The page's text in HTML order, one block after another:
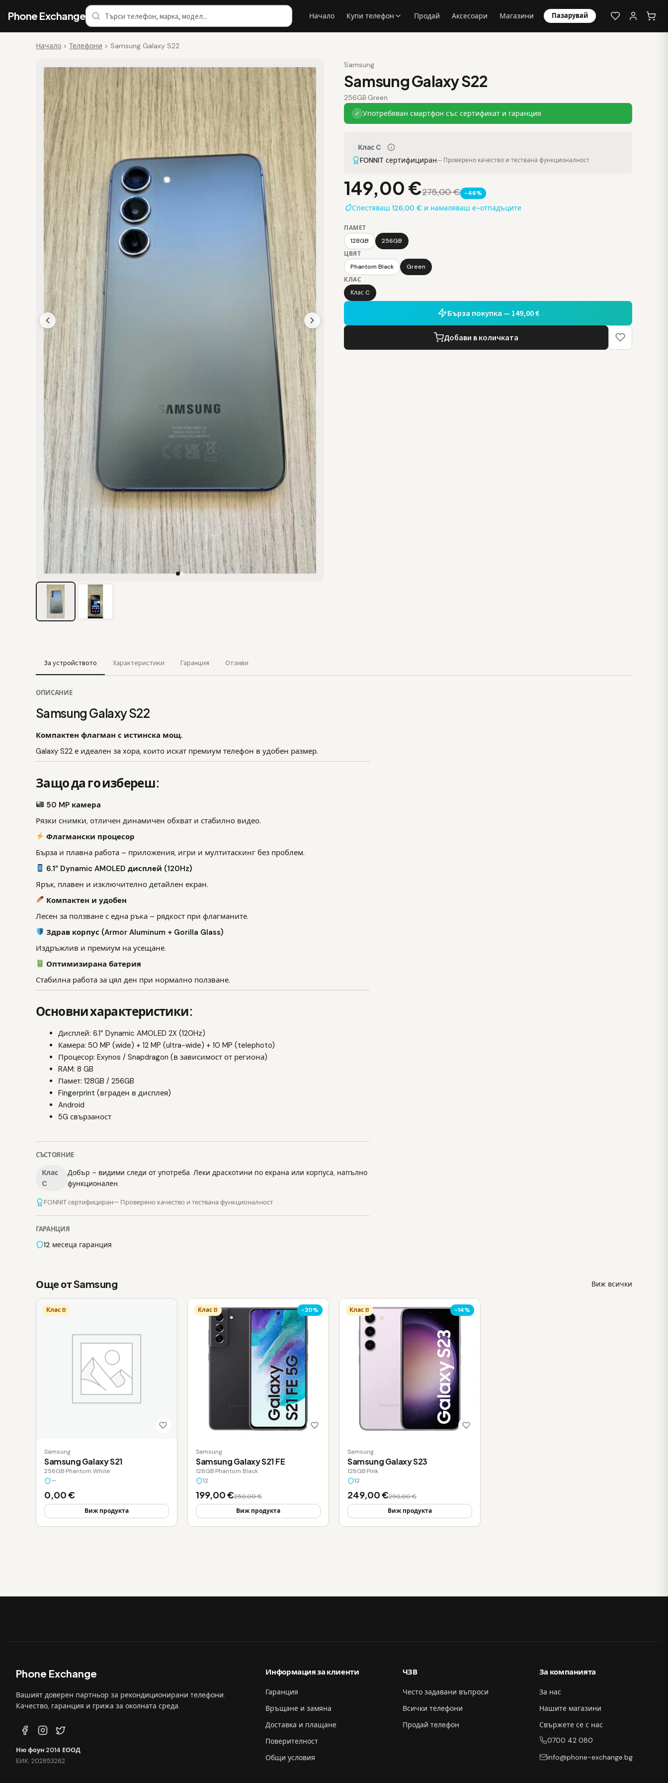
Phone Exchange Начало Купи телефон Продай Аксесоари Магазини Пазарувай
Начало > Телефони > Samsung Galaxy S22
Samsung
Samsung Galaxy S22
256GB·Green
✓ Употребяван смартфон със сертификат и гаранция
Клас C
FONNIT сертифициран— Проверено качество и тествана функционалност
149,00 €275,00 € -46%
Спестяваш 126,00 € и намаляваш е-отпадъците
ПАМЕТ
128GB
256GB
ЦВЯТ
Phantom Black
Green
КЛАС
Клас C
Бърза покупка — 149,00 €
Добави в количката
За устройството Характеристики Гаранция Отзиви
ОПИСАНИЕ
Samsung Galaxy S22
Компактен флагман с истинска мощ.
Galaxy S22 е идеален за хора, които искат премиум телефон в удобен размер.
Защо да го избереш:
50 MP камера
Рязки снимки, отличен динамичен обхват и стабилно видео.
Флагмански процесор
Бърза и плавна работа – приложения, игри и мултитаскинг без проблем.
6.1” Dynamic AMOLED дисплей (120Hz)
Ярък, плавен и изключително детайлен екран.
Компактен и удобен
Лесен за ползване с една ръка – рядкост при флагманите.
Здрав корпус (Armor Aluminum + Gorilla Glass)
Издръжлив и премиум на усещане.
Оптимизирана батерия
Стабилна работа за цял ден при нормално ползване.
Основни характеристики:
Дисплей: 6.1” Dynamic AMOLED 2X (120Hz)
Камера: 50 MP (wide) + 12 MP (ultra-wide) + 10 MP (telephoto)
Процесор: Exynos / Snapdragon (в зависимост от региона)
RAM: 8 GB
Памет: 128GB / 256GB
Fingerprint (вграден в дисплея)
Android
5G свързаност
СЪСТОЯНИЕ
Клас
C
Добър – видими следи от употреба. Леки драскотини по екрана или корпуса, напълно
функционален.
FONNIT сертифициран— Проверено качество и тествана функционалност
ГАРАНЦИЯ
12 месеца гаранция
Още от Samsung Виж всички
Клас B
Samsung
Samsung Galaxy S21
256GB·Phantom White
—
0,00 €
Виж продукта
Клас B -20%
Samsung
Samsung Galaxy S21 FE
128GB·Phantom Black
12
199,00 €250,00 €
Виж продукта
Клас B -14%
Samsung
Samsung Galaxy S23
128GB·Pink
12
249,00 €290,00 €
Виж продукта
Phone Exchange
Вашият доверен партньор за рекондиционирани телефони.
Качество, гаранция и грижа за околната среда.
Ню фоун 2014 ЕООД
ЕИК: 202853262
Информация за клиенти
Гаранция
Връщане и замяна
Доставка и плащане
Поверителност
Общи условия
ЧЗВ
Често задавани въпроси
Всички телефони
Продай телефон
За компанията
За нас
Нашите магазини
Свържете се с нас
0700 42 080
info@phone-exchange.bg